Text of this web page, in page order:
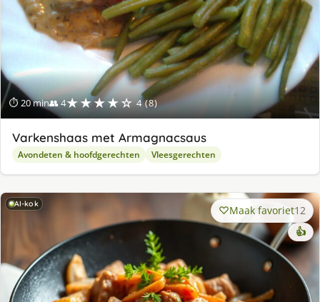
⏱ 20 min👥 4★★★★☆ 4 (8)
Varkenshaas met Armagnacsaus
Avondeten & hoofdgerechten Vleesgerechten
AI-kok Maak favoriet12
👍